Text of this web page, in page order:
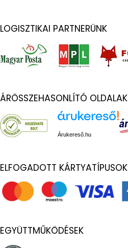
LOGISZTIKAI PARTNERÜNK
ÁRÖSSZEHASONLÍTÓ OLDALAK
Árukereső.hu
ELFOGADOTT KÁRTYATÍPUSOK
EGYÜTTMŰKÖDÉSEK